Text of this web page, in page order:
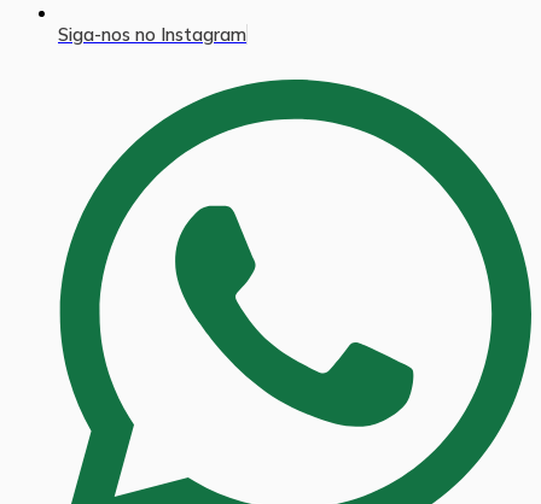
Siga-nos no Instagram